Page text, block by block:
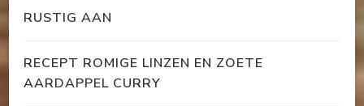
RUSTIG AAN
RECEPT ROMIGE LINZEN EN ZOETE
AARDAPPEL CURRY